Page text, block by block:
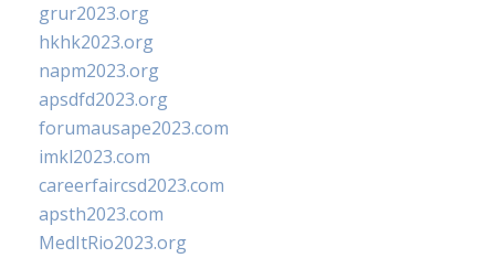
grur2023.org
hkhk2023.org
napm2023.org
apsdfd2023.org
forumausape2023.com
imkl2023.com
careerfaircsd2023.com
apsth2023.com
MedItRio2023.org